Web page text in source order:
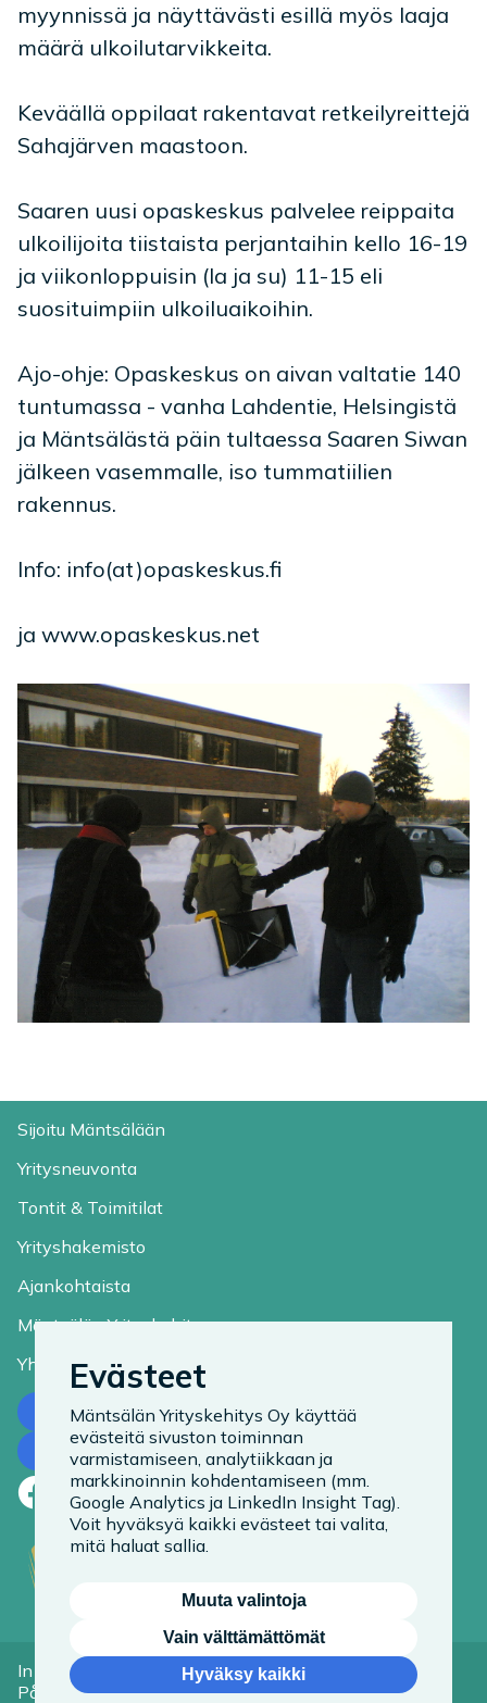
myynnissä ja näyttävästi esillä myös laaja
määrä ulkoilutarvikkeita.
Keväällä oppilaat rakentavat retkeilyreittejä
Sahajärven maastoon.
Saaren uusi opaskeskus palvelee reippaita
ulkoilijoita tiistaista perjantaihin kello 16-19
ja viikonloppuisin (la ja su) 11-15 eli
suosituimpiin ulkoiluaikoihin.
Ajo-ohje: Opaskeskus on aivan valtatie 140
tuntumassa - vanha Lahdentie, Helsingistä
ja Mäntsälästä päin tultaessa Saaren Siwan
jälkeen vasemmalle, iso tummatiilien
rakennus.
Info: info(at)opaskeskus.fi
ja www.opaskeskus.net
Sijoitu Mäntsälään
Yritysneuvonta
Tontit & Toimitilat
Yrityshakemisto
Ajankohtaista
Mäntsälän Yrityskehitys
Yhteystiedot
Ota yhteyttä
Tilaa uutiskirje
Facebook
LinkedIn
Instagram
In English
På Svenska
Tietoa evästeistä
Saavutettavuusseloste
Evästeet
Mäntsälän Yrityskehitys Oy käyttää
evästeitä sivuston toiminnan
varmistamiseen, analytiikkaan ja
markkinoinnin kohdentamiseen (mm.
Google Analytics ja LinkedIn Insight Tag).
Voit hyväksyä kaikki evästeet tai valita,
mitä haluat sallia.
Muuta valintoja
Vain välttämättömät
Hyväksy kaikki